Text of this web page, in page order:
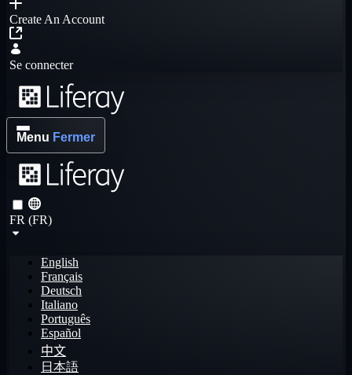
Create An Account
Se connecter
Menu Fermer
FR (FR)
English
Français
Deutsch
Italiano
Português
Español
中文
日本語